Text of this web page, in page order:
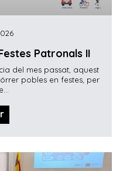
Patronals II
del mes passat, aquest
pobles en festes, per